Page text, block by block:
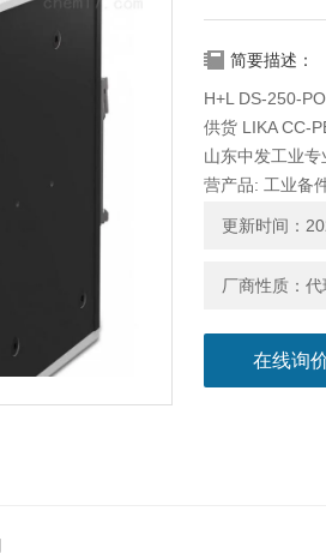
简要描述：
H+L DS-250-
供货 LIKA CC-
山东中发工业
营产品: 工业备
更新时间：
厂商性质：
在线询